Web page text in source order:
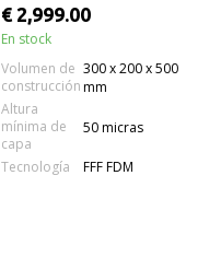
€ 2,999.00
En stock
Volumen de
construcción
300 x 200 x 500
mm
Altura
mínima de
capa
50 micras
Tecnología FFF FDM